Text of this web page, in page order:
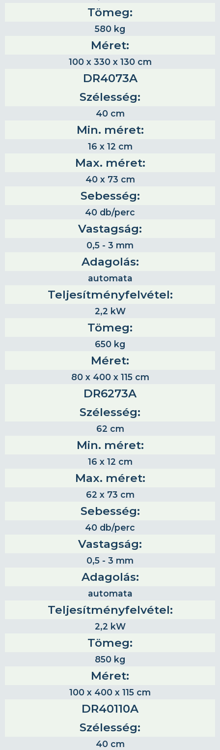
Tömeg:
580 kg
Méret:
100 x 330 x 130 cm
DR4073A
Szélesség:
40 cm
Min. méret:
16 x 12 cm
Max. méret:
40 x 73 cm
Sebesség:
40 db/perc
Vastagság:
0,5 - 3 mm
Adagolás:
automata
Teljesítményfelvétel:
2,2 kW
Tömeg:
650 kg
Méret:
80 x 400 x 115 cm
DR6273A
Szélesség:
62 cm
Min. méret:
16 x 12 cm
Max. méret:
62 x 73 cm
Sebesség:
40 db/perc
Vastagság:
0,5 - 3 mm
Adagolás:
automata
Teljesítményfelvétel:
2,2 kW
Tömeg:
850 kg
Méret:
100 x 400 x 115 cm
DR40110A
Szélesség:
40 cm